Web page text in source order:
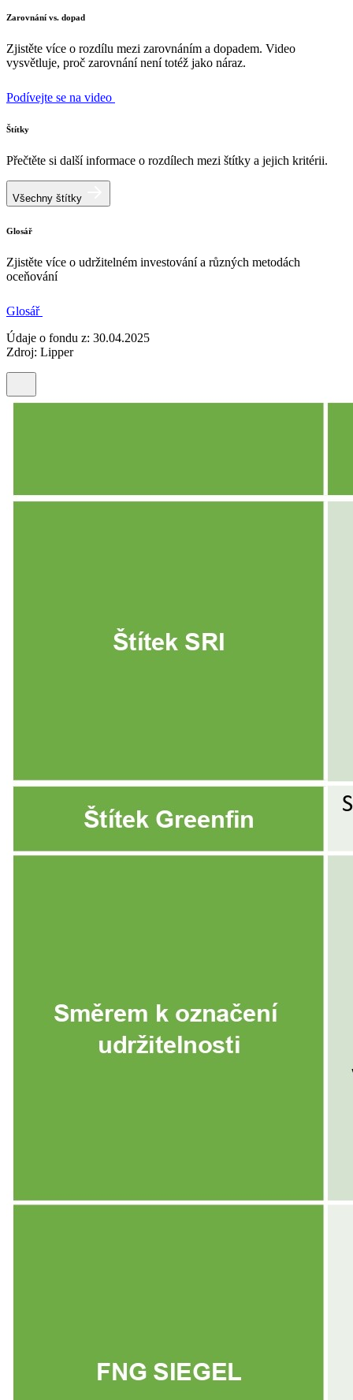
Zarovnání vs. dopad
Zjistěte více o rozdílu mezi zarovnáním a dopadem. Video
vysvětluje, proč zarovnání není totéž jako náraz.
Podívejte se na video
Štítky
Přečtěte si další informace o rozdílech mezi štítky a jejich kritérii.
Všechny štítky
Glosář
Zjistěte více o udržitelném investování a různých metodách
oceňování
Glosář
Údaje o fondu z: 30.04.2025
Zdroj: Lipper